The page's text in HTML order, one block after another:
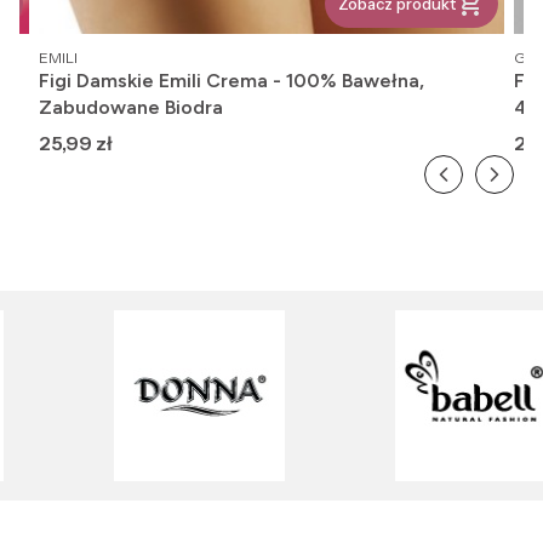
PRODUCENT
EMILI
Figi Damskie Emili Crema - 100% Bawełna,
Zabudowane Biodra
Cena
25,99 zł